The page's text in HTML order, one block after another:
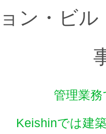
ン・ビル
管理業
Keishinでは建